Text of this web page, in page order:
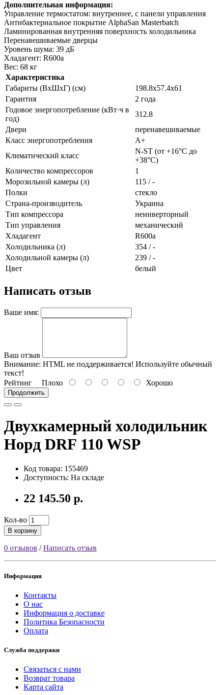
Дополнительная информация:
Управление термостатом: внутреннее, с панели управления
Антибактериальное покрытие AlphaSan Masterbatch
Ламинированная внутренняя поверхность холодильника
Перенавешиваемые дверцы
Уровень шума: 39 дБ
Хладагент: R600a
Вес: 68 кг
Характеристика
Габариты (ВхШхГ) (см)
198.8x57.4x61
Гарантия
2 года
Годовое энергопотребление (кВт·ч в
год)
312.8
Двери
перенавешиваемые
Класс энергопотребления
A+
Климатический класс
N-ST (от +16°С до
+38°С)
Количество компрессоров
1
Морозильной камеры (л)
115 / -
Полки
стекло
Страна-производитель
Украина
Тип компрессора
неинверторный
Тип управления
механический
Хладагент
R600a
Холодильника (л)
354 / -
Холодильной камеры (л)
239 / -
Цвет
белый
Написать отзыв
Ваше имя:
Ваш отзыв
Внимание: HTML не поддерживается! Используйте обычный
текст!
Рейтинг Плохо Хорошо
Продолжить
Двухкамерный холодильник
Норд DRF 110 WSP
Код товара: 155469
Доступность: На складе
22 145.50 р.
Кол-во
В корзину
0 отзывов /Написать отзыв
Информация
Контакты
О нас
Информация о доставке
Политика Безопасности
Оплата
Служба поддержки
Связаться с нами
Возврат товара
Карта сайта